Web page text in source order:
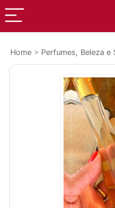
Home > Perfumes, Beleza e